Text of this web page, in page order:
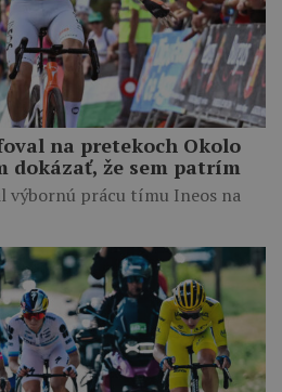
na pretekoch Okolo
dokázať, že sem patrím
výbornú prácu tímu Ineos na